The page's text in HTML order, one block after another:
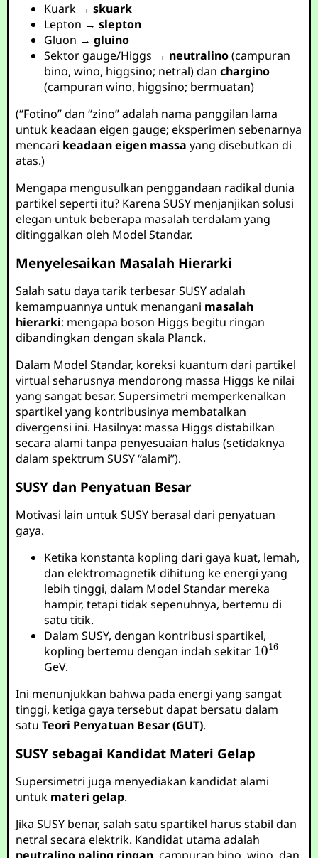
Kuark →skuark
Lepton →slepton
Gluon →gluino
Sektor gauge/Higgs → neutralino(campuran
bino, wino, higgsino; netral) danchargino
(campuran wino, higgsino; bermuatan)
(“Fotino” dan “zino” adalah nama panggilan lama
untuk keadaan eigen gauge; eksperimen sebenarnya
mencari keadaan eigen massa yang disebutkan di
atas.)
Mengapa mengusulkan penggandaan radikal dunia
partikel seperti itu? Karena SUSY menjanjikan solusi
elegan untuk beberapa masalah terdalam yang
ditinggalkan oleh Model Standar.
Menyelesaikan Masalah Hierarki
Salah satu daya tarik terbesar SUSY adalah
kemampuannya untuk menangani masalah
hierarki: mengapa boson Higgs begitu ringan
dibandingkan dengan skala Planck.
Dalam Model Standar, koreksi kuantum dari partikel
virtual seharusnya mendorong massa Higgs ke nilai
yang sangat besar. Supersimetri memperkenalkan
spartikel yang kontribusinya membatalkan
divergensi ini. Hasilnya: massa Higgs distabilkan
secara alami tanpa penyesuaian halus (setidaknya
dalam spektrum SUSY “alami”).
SUSY dan Penyatuan Besar
Motivasi lain untuk SUSY berasal dari penyatuan
gaya.
Ketika konstanta kopling dari gaya kuat, lemah,
dan elektromagnetik dihitung ke energi yang
lebih tinggi, dalam Model Standar mereka
hampir, tetapi tidak sepenuhnya, bertemu di
satu titik.
Dalam SUSY, dengan kontribusi spartikel,
kopling bertemu dengan indah sekitar
GeV.
Ini menunjukkan bahwa pada energi yang sangat
tinggi, ketiga gaya tersebut dapat bersatu dalam
satuTeori Penyatuan Besar (GUT).
SUSY sebagai Kandidat Materi Gelap
Supersimetri juga menyediakan kandidat alami
untuk materi gelap.
Jika SUSY benar, salah satu spartikel harus stabil dan
netral secara elektrik. Kandidat utama adalah